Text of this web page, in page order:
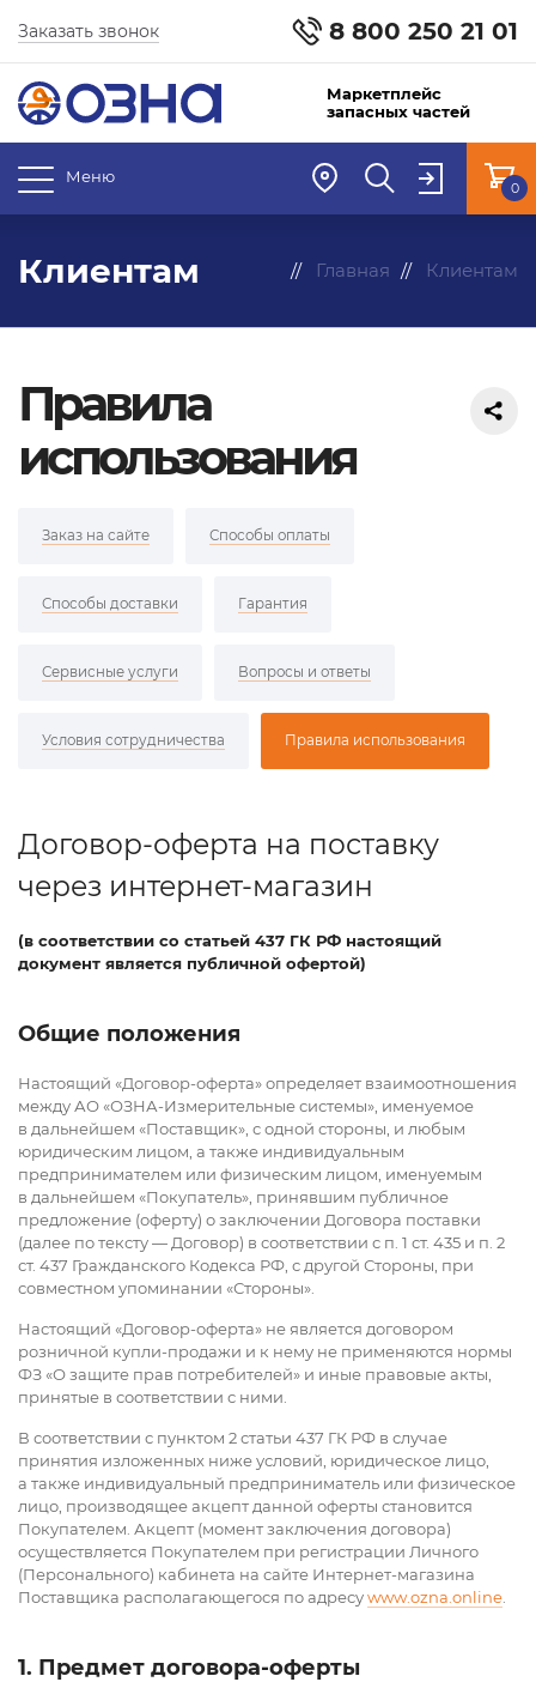
8 800 250 21 01
Заказать звонок
Маркетплейс
запасных частей
Меню
0
Клиентам Главная Клиентам
Правила
использования
Заказ на сайте Способы оплаты
Способы доставки Гарантия
Сервисные услуги Вопросы и ответы
Условия сотрудничества Правила использования
Договор-оферта на поставку
через интернет-магазин
(в соответствии со статьей 437 ГК РФ настоящий
документ является публичной офертой)
Общие положения
Настоящий «Договор-оферта» определяет взаимоотношения
между АО «ОЗНА-Измерительные системы», именуемое
в дальнейшем «Поставщик», с одной стороны, и любым
юридическим лицом, а также индивидуальным
предпринимателем или физическим лицом, именуемым
в дальнейшем «Покупатель», принявшим публичное
предложение (оферту) о заключении Договора поставки
(далее по тексту — Договор) в соответствии с п. 1 ст. 435 и п. 2
ст. 437 Гражданского Кодекса РФ, с другой Стороны, при
совместном упоминании «Стороны».
Настоящий «Договор-оферта» не является договором
розничной купли-продажи и к нему не применяются нормы
ФЗ «О защите прав потребителей» и иные правовые акты,
принятые в соответствии с ними.
В соответствии с пунктом 2 статьи 437 ГК РФ в случае
принятия изложенных ниже условий, юридическое лицо,
а также индивидуальный предприниматель или физическое
лицо, производящее акцепт данной оферты становится
Покупателем. Акцепт (момент заключения договора)
осуществляется Покупателем при регистрации Личного
(Персонального) кабинета на сайте Интернет-магазина
Поставщика располагающегося по адресуwww.ozna.online
1. Предмет договора-оферты